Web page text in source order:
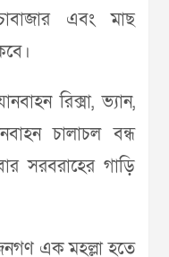
এবং মাছ
রিক্সা, ভ্যান,
চালাচল বন্ধ
সরবরাহের গাড়ি
এক মহল্লা হতে